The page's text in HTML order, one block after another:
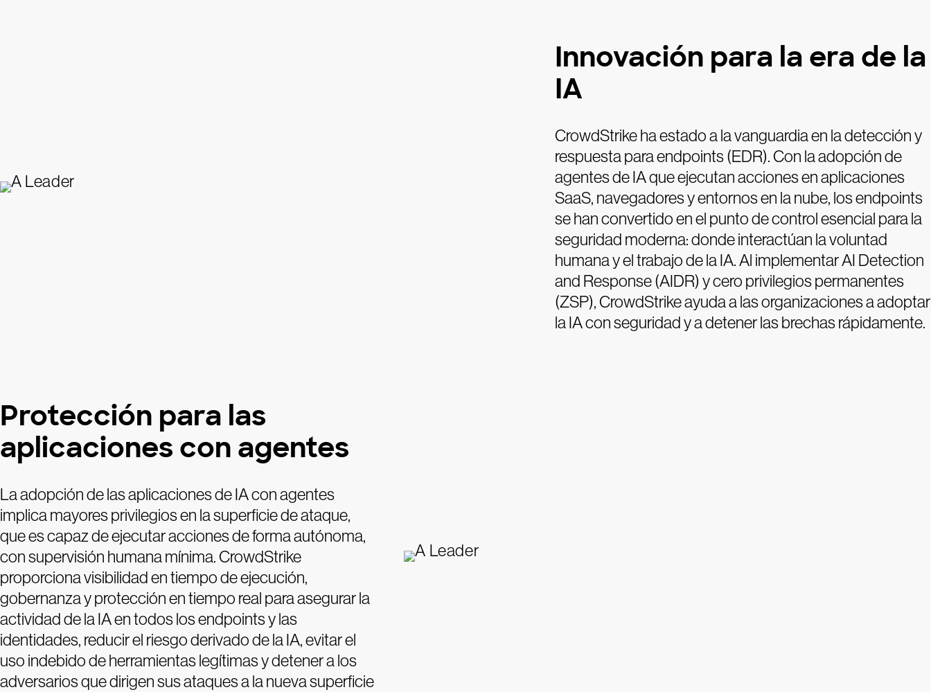
Innovación para la era de la
IA
CrowdStrike ha estado a la vanguardia en la detección y
respuesta para endpoints (EDR). Con la adopción de
agentes de IA que ejecutan acciones en aplicaciones
SaaS, navegadores y entornos en la nube, los endpoints
se han convertido en el punto de control esencial para la
seguridad moderna: donde interactúan la voluntad
humana y el trabajo de la IA. Al implementar AI Detection
and Response (AIDR) y cero privilegios permanentes
(ZSP), CrowdStrike ayuda a las organizaciones a adoptar
la IA con seguridad y a detener las brechas rápidamente.
Protección para las
aplicaciones con agentes
La adopción de las aplicaciones de IA con agentes
implica mayores privilegios en la superficie de ataque,
que es capaz de ejecutar acciones de forma autónoma,
con supervisión humana mínima. CrowdStrike
proporciona visibilidad en tiempo de ejecución,
gobernanza y protección en tiempo real para asegurar la
actividad de la IA en todos los endpoints y las
identidades, reducir el riesgo derivado de la IA, evitar el
uso indebido de herramientas legítimas y detener a los
adversarios que dirigen sus ataques a la nueva superficie